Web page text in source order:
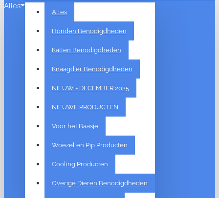
Alles
Alles
Honden Benodigdheden
Katten Benodigdheden
Knaagdier Benodigdheden
NIEUW - DECEMBER 2025
NIEUWE PRODUCTEN
Voor het Baasje
Woezel en Pip Producten
Cooling Producten
Overige Dieren Benodigdheden